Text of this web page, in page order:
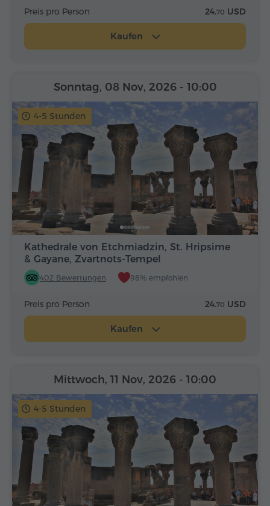
Preis pro Person 24.70 USD
Kaufen
4-5 Stunden
Kathedrale von Etchmiadzin, St. Hripsime
& Gayane, Zvartnots-Tempel
402 Bewertungen 98% empfohlen
Sonntag, 08 Nov, 2026 - 10:00
Preis pro Person 24.70 USD
Kaufen
4-5 Stunden
Mittwoch, 11 Nov, 2026 - 10:00